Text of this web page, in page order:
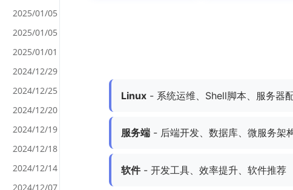
2025/01/05
2025/01/05
2025/01/01
2024/12/29
2024/12/25
2024/12/20
2024/12/19
2024/12/18
2024/12/14
2024/12/07
Linux - 系统运维、Shell脚本、服务器
服务端 - 后端开发、数据库、微服务架
软件- 开发工具、效率提升、软件推荐